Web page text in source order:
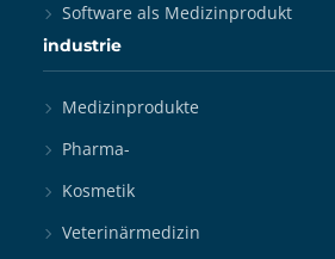
Software als Medizinprodukt
industrie
Medizinprodukte
Pharma-
Kosmetik
Veterinärmedizin